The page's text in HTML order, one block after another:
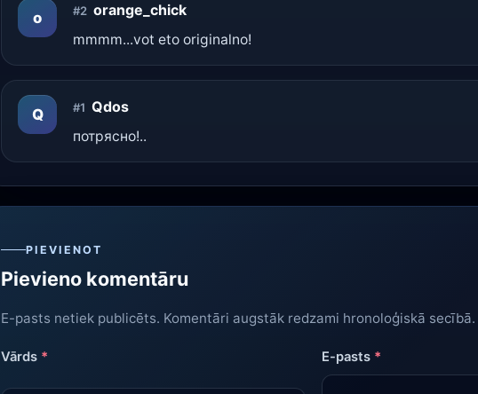
o #2 orange_chick
mmmm...vot eto originalno!
Q #1 Qdos
потрясно!..
PIEVIENOT
Pievieno komentāru
E-pasts netiek publicēts. Komentāri augstāk redzami hronoloģiskā secībā.
Vārds * E-pasts *